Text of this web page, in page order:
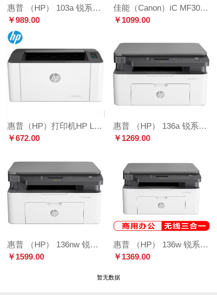
惠普 （HP） 103a 锐系列新品激光打印机 更高配置更小体积 P1106/1108升级款
￥989.00
佳能（Canon）iC MF3010 A4幅面黑白激光经济型多功能一体机（打印/复印/扫描/按需定影 家庭打印/商用办公）
￥1099.00
惠普（HP）打印机HP LaserJet 103a A4黑白激光打印机（激光 普通办公打印机 黑白）
￥672.00
惠普 （HP） 136a 锐系列新品激光多功能一体机 三合一打印复印扫描 M1136升级款
￥1269.00
惠普 （HP） 136nw 锐系列新品激光多功能一体机 三合一 打印复印扫描 M1136升级款网络无线版
￥1599.00
惠普 （HP） 136w 锐系列黑白激光多功能一体机 三合一 打印复印扫描 M1136升级款无线版
￥1369.00
暂无数据